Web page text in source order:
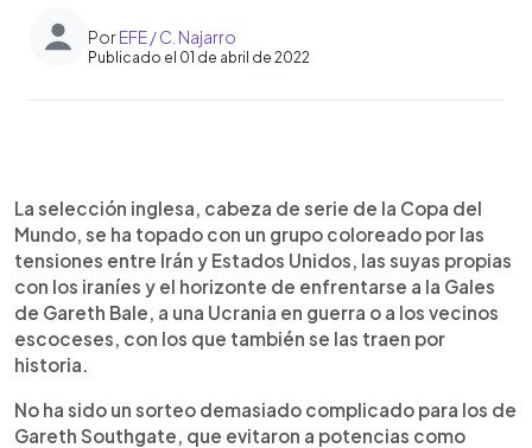
PorEFE / C. Najarro
Publicado el 01 de abril de 2022
Escuchar artículo
La selección inglesa, cabeza de serie de la Copa del
Mundo, se ha topado con un grupo coloreado por las
tensiones entre Irán y Estados Unidos, las suyas propias
con los iraníes y el horizonte de enfrentarse a la Gales
de Gareth Bale, a una Ucrania en guerra o a los vecinos
escoceses, con los que también se las traen por
historia.
No ha sido un sorteo demasiado complicado para los de
Gareth Southgate, que evitaron a potencias como